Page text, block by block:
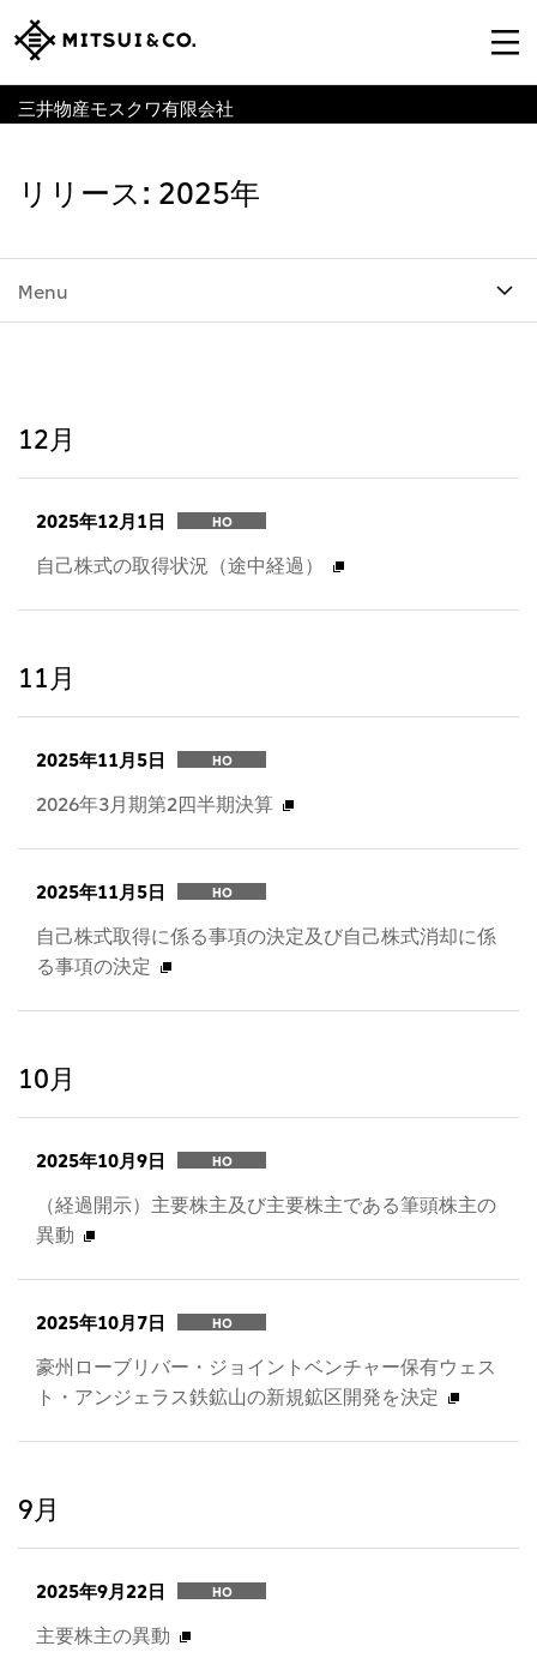
三井物産モスクワ有限会社
リリース: 2025年
Menu
12月
2025年12月1日 HO
自己株式の取得状況（途中経過）
11月
2025年11月5日 HO
2026年3月期第2四半期決算
2025年11月5日 HO
自己株式取得に係る事項の決定及び自己株式消却に係
る事項の決定
10月
2025年10月9日 HO
（経過開示）主要株主及び主要株主である筆頭株主の
異動
2025年10月7日 HO
豪州ローブリバー・ジョイントベンチャー保有ウェス
ト・アンジェラス鉄鉱山の新規鉱区開発を決定
9月
2025年9月22日 HO
主要株主の異動